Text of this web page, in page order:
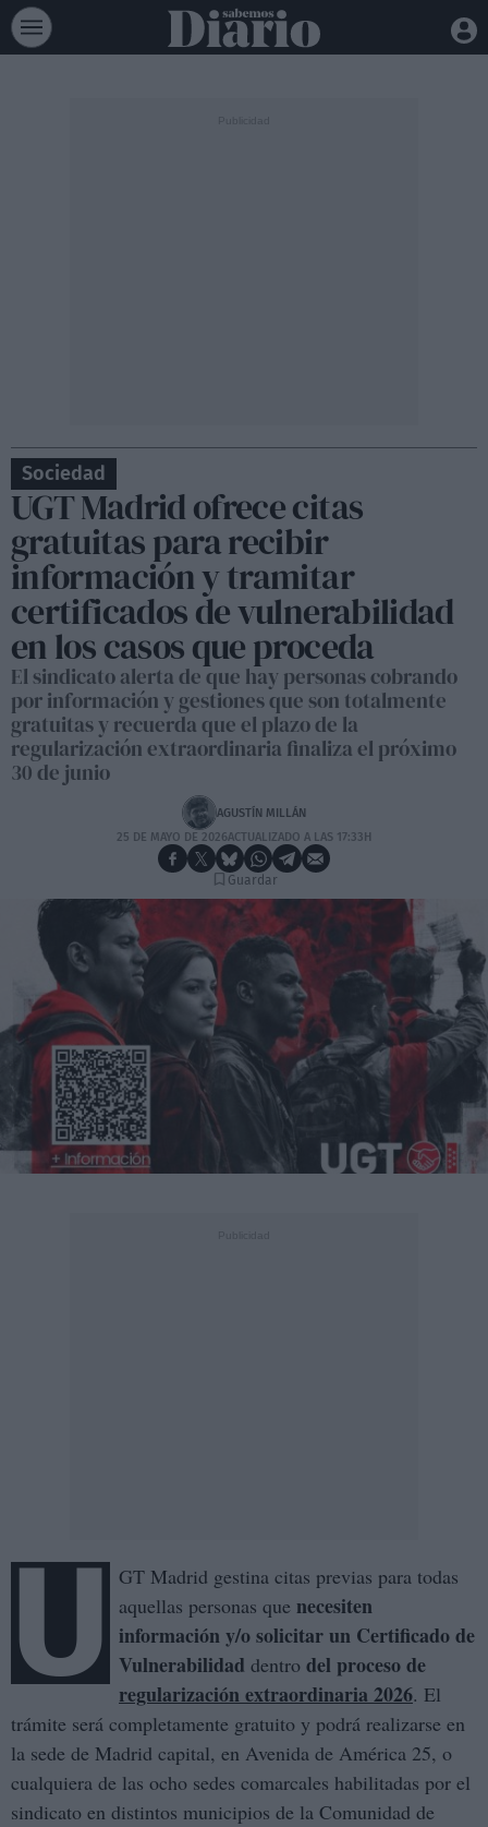
Sociedad
UGT Madrid ofrece citas
gratuitas para recibir
información y tramitar
certificados de vulnerabilidad
en los casos que proceda
El sindicato alerta de que hay personas cobrando
por información y gestiones que son totalmente
gratuitas y recuerda que el plazo de la
regularización extraordinaria finaliza el próximo
30 de junio
AGUSTÍN MILLÁN
25 DE MAYO DE 2026ACTUALIZADO A LAS 17:33H
Guardar
U GT Madrid gestina citas previas para todas
aquellas personas que necesiten
información y/o solicitar un Certificado de
Vulnerabilidad dentro del proceso de
regularización extraordinaria 2026. El
trámite será completamente gratuito y podrá realizarse en
la sede de Madrid capital, en Avenida de América 25, o
cualquiera de las ocho sedes comarcales habilitadas por el
sindicato en distintos municipios de la Comunidad de